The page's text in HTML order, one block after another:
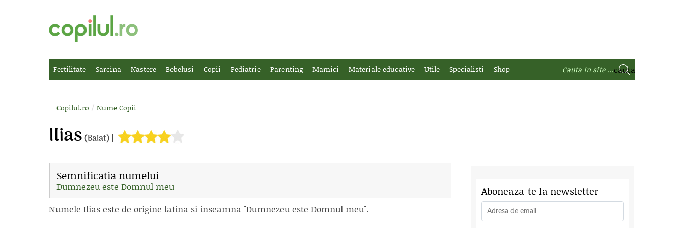
Fertilitate Sarcina Nastere Bebelusi Copii Pediatrie Parenting Mamici Materiale educative Utile Specialisti Shop
Copilul.ro / Nume Copii
Ilias(Baiat) |
Semnificatia numelui
Dumnezeu este Domnul meu
Numele Ilias este de origine latina si inseamna "Dumnezeu este Domnul meu".
Aboneaza-te la newsletter